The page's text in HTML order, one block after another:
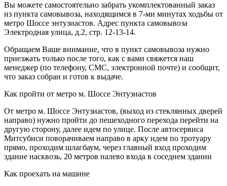
Вы можете самостоятельно забрать укомплектованный заказ
из пункта самовывоза, находящимся в 7-ми минутах ходьбы от
метро Шоссе энтузиастов. Адрес пункта самовывоза
Электродная улица, д.2, стр. 12-13-14.
Обращаем Ваше внимание, что в пункт самовывоза нужно
приезжать только после того, как с вами свяжется наш
менеджер (по телефону, СМС, электронной почте) и сообщит,
что заказ собран и готов к выдаче.
Как пройти от метро м. Шоссе Энтузиастов
От метро м. Шоссе Энтузиастов, (выход из стеклянных дверей
направо) нужно пройти до пешеходного перехода перейти на
другую сторону, далее идем по улице. После автосервиса
Митсубиси поворачиваем направо в арку идем по тротуару
прямо, проходим шлагбаум, через главный вход проходим
здание насквозь, 20 метров налево входа в соседнем здании
Как проехать на машине